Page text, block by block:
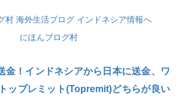
にほんブログ村
金！インドネシアから日本に送金、ワ
ップレミット(Topremit)どちらが良い